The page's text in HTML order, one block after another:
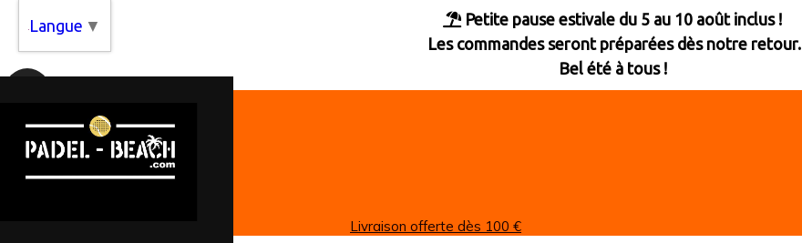
 Petite pause estivale du 5 au 10 août inclus !
Les commandes seront préparées dès notre retour.
Bel été à tous !
Livraison offerte dès 100 €
Langue ▼